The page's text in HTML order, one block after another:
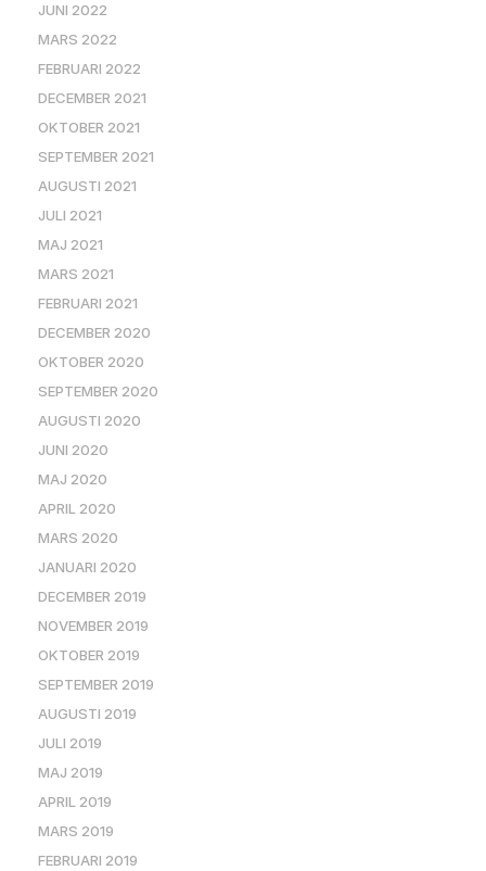
JUNI 2022
MARS 2022
FEBRUARI 2022
DECEMBER 2021
OKTOBER 2021
SEPTEMBER 2021
AUGUSTI 2021
JULI 2021
MAJ 2021
MARS 2021
FEBRUARI 2021
DECEMBER 2020
OKTOBER 2020
SEPTEMBER 2020
AUGUSTI 2020
JUNI 2020
MAJ 2020
APRIL 2020
MARS 2020
JANUARI 2020
DECEMBER 2019
NOVEMBER 2019
OKTOBER 2019
SEPTEMBER 2019
AUGUSTI 2019
JULI 2019
MAJ 2019
APRIL 2019
MARS 2019
FEBRUARI 2019